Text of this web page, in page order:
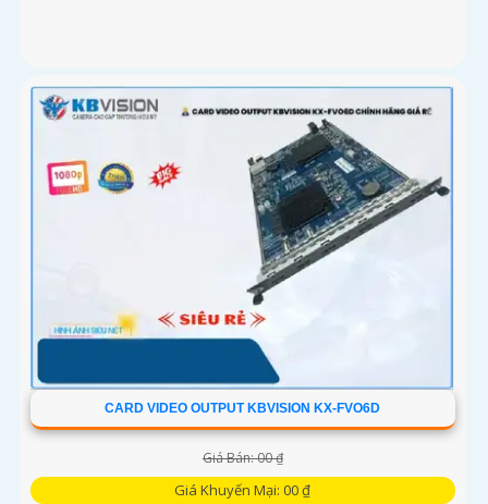
CARD VIDEO OUTPUT KBVISION KX-FVO6D
Giá Bán: 00 ₫
Giá Khuyến Mại: 00 ₫